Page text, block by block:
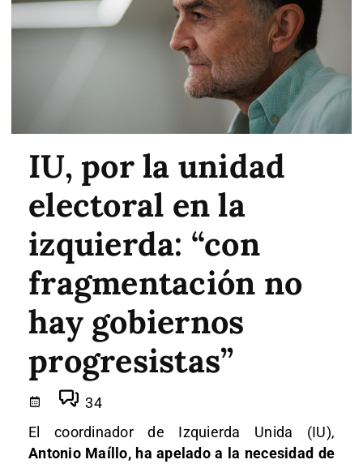
IU, por la unidad
electoral en la
izquierda: “con
fragmentación no
hay gobiernos
progresistas”
34
El coordinador de Izquierda Unida (IU),
Antonio Maíllo, ha apelado a la necesidad de